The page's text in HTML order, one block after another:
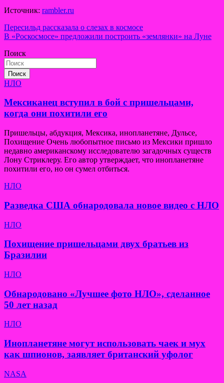
Источник: rambler.ru
Навигация
по
записям
Пересильд рассказала о слезах в космосе
В «Роскосмосе» предложили построить «землянки» на Луне
Поиск
Поиск
НЛО
Мексиканец вступил в бой с пришельцами,
когда они похитили его
Пришельцы, абдукция, Мексика, инопланетяне, Дульсе,
Похищение Очень любопытное письмо из Мексики пришло
недавно американскому исследователю загадочных существ
Лону Стриклеру. Его автор утверждает, что инопланетяне
похитили его, но он сумел отбиться.
НЛО
Разведка США обнародовала новое видео с НЛО
НЛО
Похищение пришельцами двух братьев из
Бразилии
НЛО
Обнародовано «Лучшее фото НЛО», сделанное
50 лет назад
НЛО
Инопланетяне могут использовать чаек и мух
как шпионов, заявляет британский уфолог
NASA